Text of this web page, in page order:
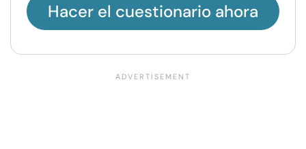
Hacer el cuestionario ahora